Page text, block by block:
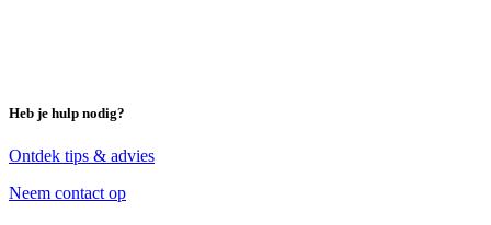
Heb je hulp nodig?
Ontdek tips & advies
Neem contact op